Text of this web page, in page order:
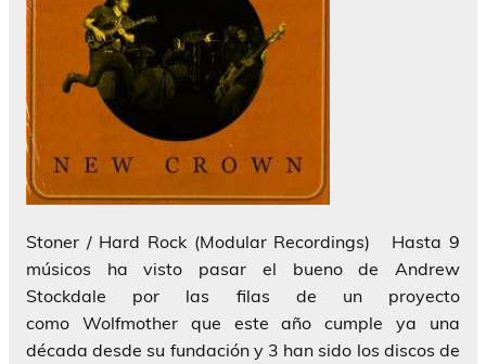
Stoner / Hard Rock (Modular Recordings) Hasta 9
músicos ha visto pasar el bueno de Andrew
Stockdale por las filas de un proyecto
como Wolfmother que este año cumple ya una
década desde su fundación y 3 han sido los discos de